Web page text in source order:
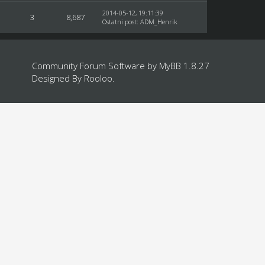
3 8,687
2014-05-12, 19:11:39
Ostatni post:ADM_Henrik
Community Forum Software by MyBB 1.8.27
Designed By Rooloo.